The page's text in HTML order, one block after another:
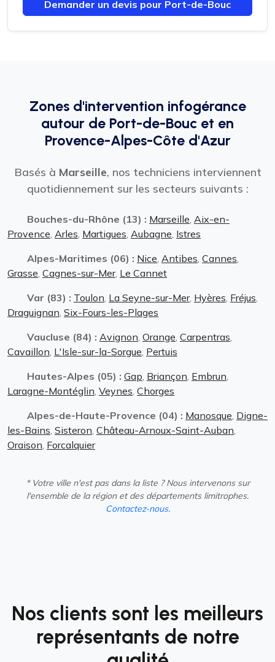
Demander un devis pour Port-de-Bouc
Zones d'intervention infogérance
autour de Port-de-Bouc et en
Provence-Alpes-Côte d'Azur
Basés à Marseille, nos techniciens interviennent
quotidiennement sur les secteurs suivants :
Bouches-du-Rhône (13) : Marseille Aix-en-
Provence Arles Martigues Aubagne Istres
Alpes-Maritimes (06) : Nice Antibes Cannes
Grasse Cagnes-sur-Mer, Le Cannet
Var (83) : Toulon La Seyne-sur-Mer, Hyères Fréjus
Draguignan Six-Fours-les-Plages
Vaucluse (84) : Avignon Orange Carpentras
Cavaillon L'Isle-sur-la-Sorgue Pertuis
Hautes-Alpes (05) : Gap Briançon Embrun
Laragne-Montéglin Veynes Chorges
Alpes-de-Haute-Provence (04) : Manosque Digne-
les-Bains Sisteron Château-Arnoux-Saint-Auban
Oraison Forcalquier
* Votre ville n'est pas dans la liste ? Nous intervenons sur
l'ensemble de la région et des départements limitrophes.
Contactez-nous.
Nos clients sont les meilleurs
représentants de notre